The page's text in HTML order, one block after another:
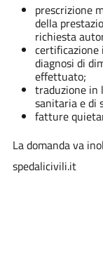
prescrizione
della
richiesta
diagnosi di
effettuato;
traduzione in
sanitaria e di
fatture
La domanda va
spedalicivili.it